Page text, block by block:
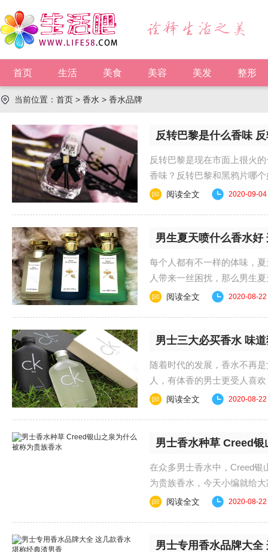
首页 生活 美食 美容 美发 整形
当前位置： 首页 > 香水 > 香水品牌
反转巴黎是什么香味
反转巴黎是现在市面上很火
香味？反转巴黎和黑鸦片哪
个好闻 首先，......
阅读全文 2020-09-04
男生夏天喷什么香水
每个人都有不一样的体味，
人带来一丝困扰，那么男生
呢？下面就跟着小编......
阅读全文 2020-08-22
男士三大必买香水 味
随着时代的发展，香水不再
人，有体香的男士更受人喜
闻，下面就一起来看看......
阅读全文 2020-08-22
男士香水种草 Creed
在众多男士香水中，Creed银
为贵族香水，今天小编就给
什么被称为贵族香水吧！
阅读全文 2020-08-22
男士专用香水品牌大